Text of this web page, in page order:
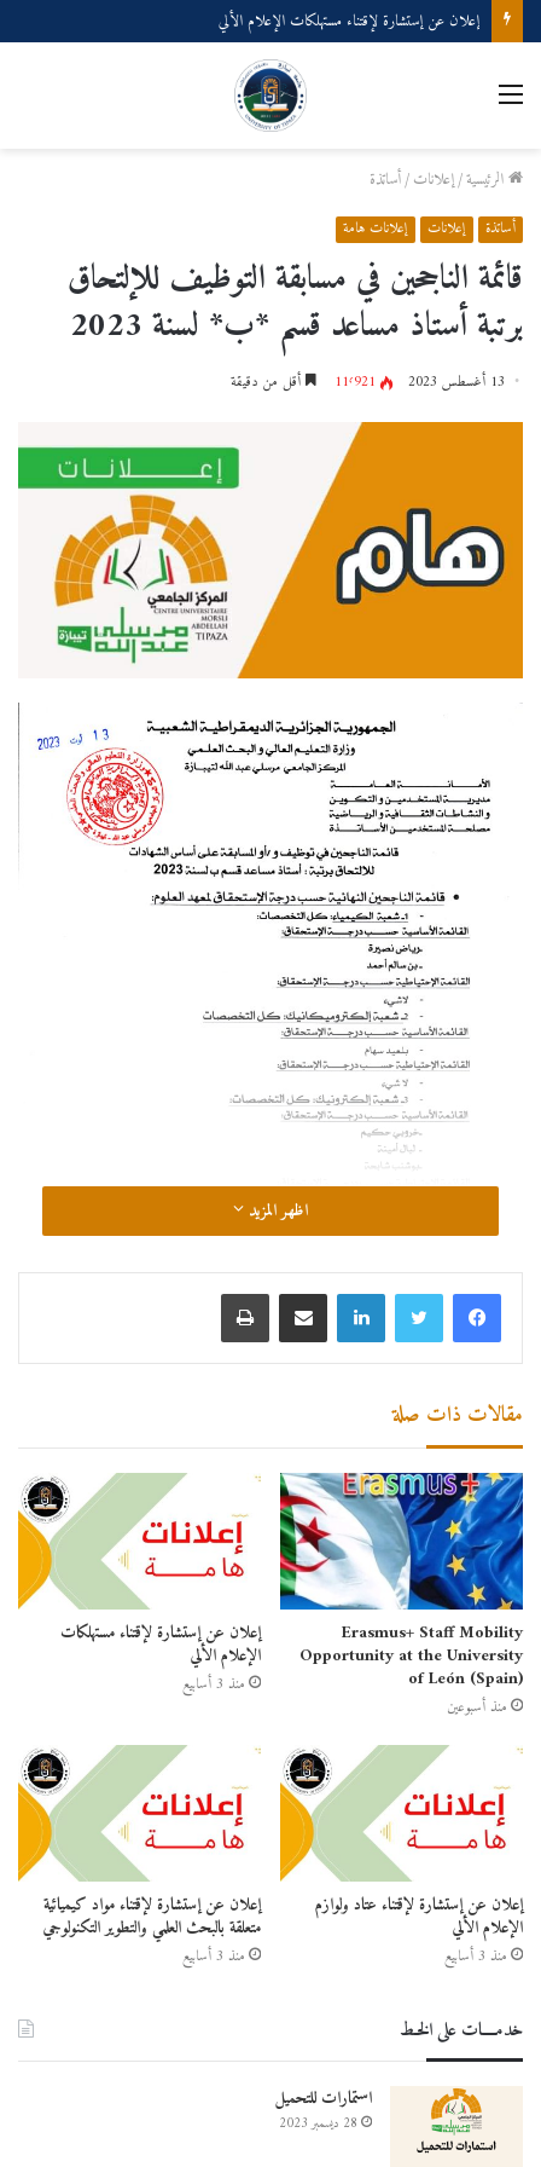
إعلان عن إستشارة لإقتناء مستهلكات الإعلام الألي
القائمة
الرئيسية/إعلانات/أساتذة
أساتذة إعلانات إعلانات هامة
قائمة الناجحين في مسابقة التوظيف للإلتحاق
برتبة أستاذ مساعد قسم *ب* لسنة 2023
13 أغسطس 2023 11٬921 أقل من دقيقة
اظهر المزيد
لينكدإن مشاركة عبر البريد طباعة
مقالات ذات صلة
Erasmus+ Staff Mobility
Opportunity at the University
of León (Spain)
منذ أسبوعين
إعلان عن إستشارة لإقتناء مستهلكات
الإعلام الألي
منذ 3 أسابيع
إعلان عن إستشارة لإقتناء عتاد ولوازم
الإعلام الألي
منذ 3 أسابيع
إعلان عن إستشارة لإقتناء مواد كيميائية
متعلقة بالبحث العلمي والتطوير التكنولوجي
منذ 3 أسابيع
خدمــــات على الخـط
استمارات للتحميل
28 ديسمبر 2023